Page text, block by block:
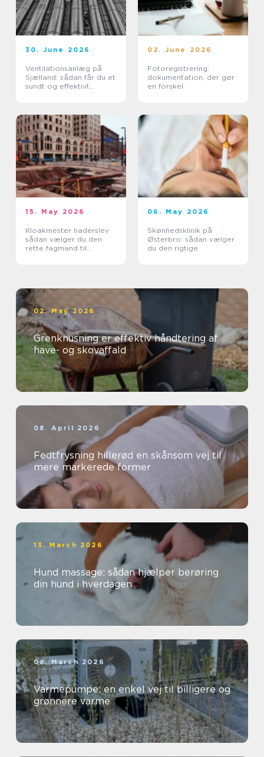
30. June 2026
Ventilationsanlæg på
Sjælland: sådan får du et
sundt og effektivt
02. June 2026
Fotoregistrering:
dokumentation, der gør
en forskel
15. May 2026
Kloakmester haderslev
sådan vælger du den
rette fagmand til
06. May 2026
Skønhedsklinik på
Østerbro: sådan vælger
du den rigtige
02. May 2026
Grenknusning er effektiv håndtering af
have- og skovaffald
08. April 2026
Fedtfrysning hillerød en skånsom vej til
mere markerede former
13. March 2026
Hund massage: sådan hjælper berøring
din hund i hverdagen
08. March 2026
Varmepumpe: en enkel vej til billigere og
grønnere varme